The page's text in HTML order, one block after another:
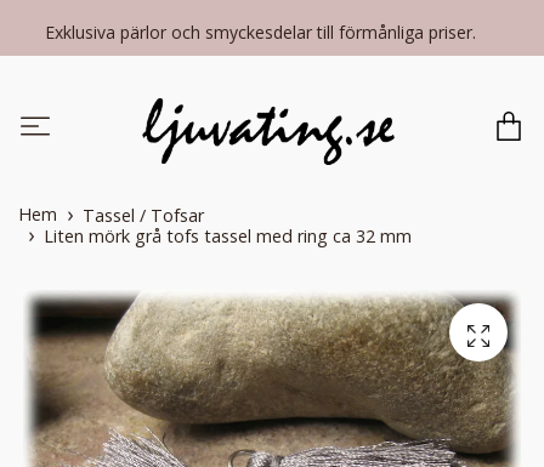
Exklusiva pärlor och smyckesdelar till förmånliga priser.
Hem
Tassel / Tofsar
Liten mörk grå tofs tassel med ring ca 32 mm